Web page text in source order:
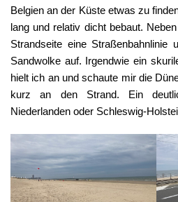
Belgien an der Küste etwas zu
lang und relativ dicht bebaut.
Strandseite eine Straßenbahnlinie
Sandwolke auf. Irgendwie ein
hielt ich an und schaute mir die
kurz an den Strand. Ein
Niederlanden oder Schleswig-